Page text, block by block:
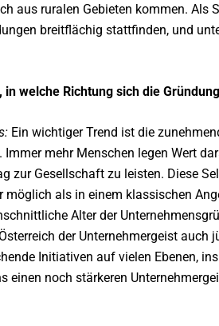
aus ruralen Gebieten kommen. Als
breitflächig stattfinden, und
in welche Richtung sich die
Ein wichtiger Trend ist die
mehr Menschen legen Wert
zur Gesellschaft zu leisten. Diese
möglich als in einem klassischen
Alter der
der Unternehmergeist auch
Initiativen auf vielen Ebenen,
einen noch stärkeren